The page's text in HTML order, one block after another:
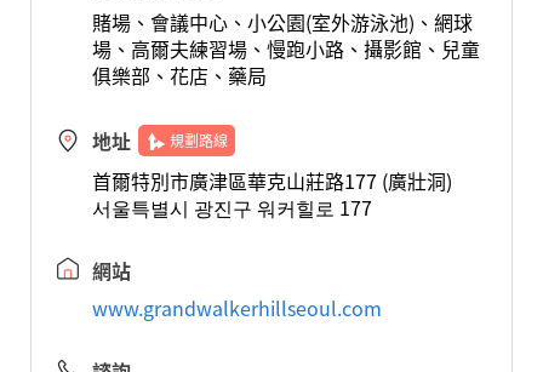
賭場、會議中心、小公園(室外游泳池)、網球
場、高爾夫練習場、慢跑小路、攝影館、兒童
俱樂部、花店、藥局
地址 規劃路線
首爾特別市廣津區華克山莊路177 (廣壯洞)
서울특별시 광진구 워커힐로 177
網站
www.grandwalkerhillseoul.com